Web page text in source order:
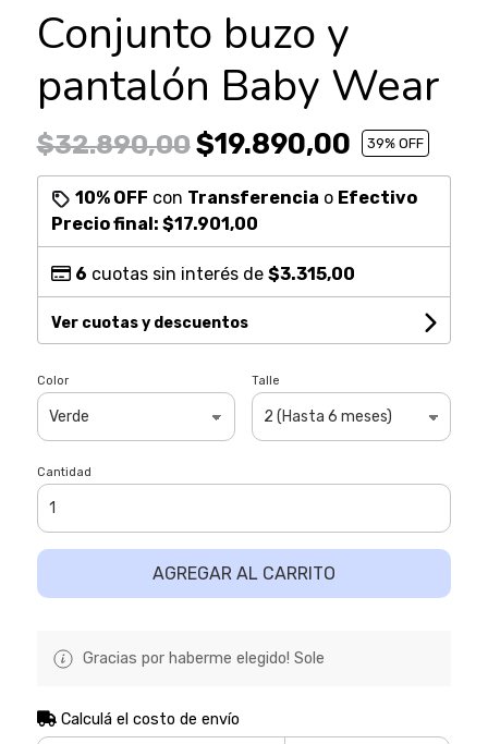
Conjunto buzo y
pantalón Baby Wear
$32.890,00$19.890,00 39% OFF
10% OFF con Transferencia o Efectivo
Precio final: $17.901,00
6 cuotas sin interés de $3.315,00
Ver cuotas y descuentos
Color Talle
Cantidad
AGREGAR AL CARRITO
Gracias por haberme elegido! Sole
Calculá el costo de envío